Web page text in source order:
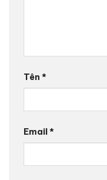
Tên *
Email*